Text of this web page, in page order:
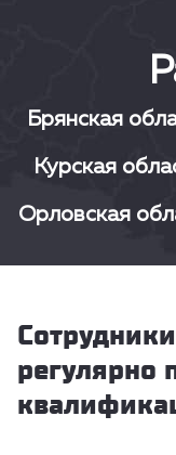
Брянская
Курская
Орловская
регулярно